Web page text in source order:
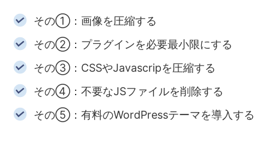
その①：画像を圧縮する
その②：プラグインを必要最小限にする
その③：CSSやJavascripを圧縮する
その④：不要なJSファイルを削除する
その⑤：有料のWordPressテーマを導入する